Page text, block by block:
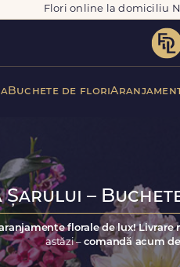
Flori online la domiciliu
Buchete de flori
–
florale de lux! Livrare
astăzi – comandă acum